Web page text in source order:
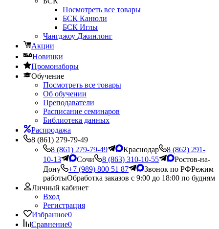
Посмотреть все товары
БСК Канюли
БСК Иглы
Чангджоу Джинлонг
Акции
Новинки
Промонаборы
Обучение
Посмотреть все товары
Об обучении
Преподаватели
Расписание семинаров
Библиотека данных
Распродажа
8 (861) 279-79-49
8 (861) 279-79-49
Краснодар
8 (862) 291-
10-13
Сочи 8 (863) 310-10-55
Ростов-на-
Дону
+7 (989) 800 51 87 Звонок по РФРежим
работыОбработка заказов с 9:00 до 18:00 по будням
Личный кабинет
Вход
Регистрация
Избранное0
Сравнение0